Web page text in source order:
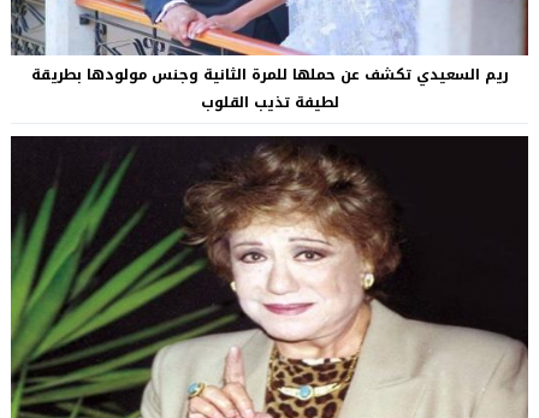
ريم السعيدي تكشف عن حملها للمرة الثانية وجنس مولودها بطريقة
لطيفة تذيب القلوب